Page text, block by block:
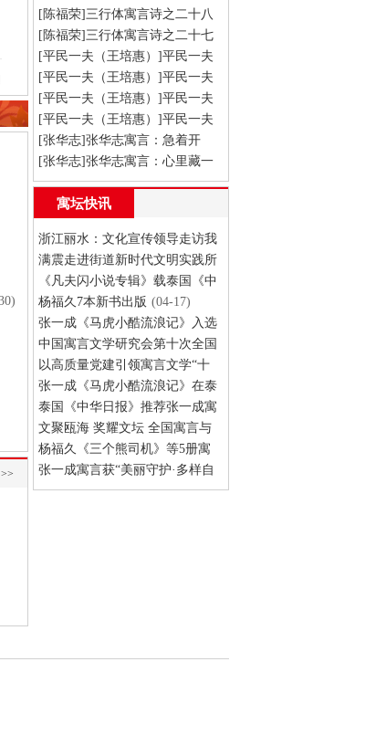
(08-03)
[陈福荣]三行体寓言诗之二十八
(08-03)
[陈福荣]三行体寓言诗之二十七
(08-03)
[平民一夫（王培惠）]平民一夫
寓言：猴子摘月 (08-03)
[平民一夫（王培惠）]平民一夫
寓言：皮球和松鼠 (08-03)
[平民一夫（王培惠）]平民一夫
寓言：聪明的鹦鹉 (08-03)
[平民一夫（王培惠）]平民一夫
寓言：狼二 (08-03)
[张华志]张华志寓言：急着开
花，还是忙着长根 (08-03)
[张华志]张华志寓言：心里藏一
把米 (08-03)
寓坛快讯
浙江丽水：文化宣传领导走访我
会会员张一成 (07-17)
满震走进街道新时代文明实践所
指导少年儿童阅读寓言创作寓言
(04-27)
《凡夫闪小说专辑》载泰国《中
华日报》20260420
(04-20)
杨福久7本新书出版 (04-17)
张一成《马虎小酷流浪记》入选
中国作协海外推介项目 (04-15)
中国寓言文学研究会第十次全国
会员代表大会圆满成功 (04-12)
以高质量党建引领寓言文学“十
五五”新发展 (03-06)
张一成《马虎小酷流浪记》在泰
国纸媒连载 (01-12)
泰国《中华日报》推荐张一成寓
言作品 (12-14)
文聚瓯海 奖耀文坛 全国寓言与
散文界盛会在温州圆满落幕 (11-
04)
杨福久《三个熊司机》等5册寓
言童话故事出版发行 (09-22)
张一成寓言获“美丽守护·多样自
然”活动一等奖 (06-19)